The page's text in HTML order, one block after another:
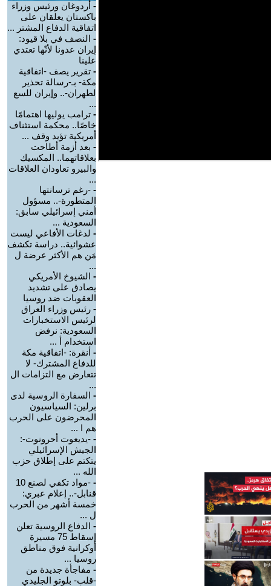
- أردوغان ورئيس وزراء
باكستان يعلقان على
اتفاقية الدفاع المشتر ...
- النصف في بلا قيود:
إيران عدونا لأنّها تعتدي
علينا
- تقرير يصف -اتفاقية
مكة- بـ-رسالة تحذير
لطهران-.. وإيران للسع
...
- ترامب يوليها اهتمامًا
خاصًا.. محكمة استئناف
أمريكية تؤيد وقف ...
- بعد أزمة أطاحت
بعلاقاتهما.. المكسيك
والبيرو تعاودان العلاقات
...
- -رغم ترسانتها
المتطورة-.. مسؤول
أمني إسرائيلي سابق:
السعودية ...
- لدغات الأفاعي ليست
عشوائية.. دراسة تكشف
مَن هم الأكثر عرضة ل
...
- الشيوخ الأمريكي
يصادق على تشديد
العقوبات ضد روسيا
- رئيس وزراء العراق
لرئيس الاستخبارات
السعودية: نرفض
استخدام أ ...
- أنقرة: -اتفاقية مكة
للدفاع المشترك- لا
تتعارض مع التزامات ال
...
- السفارة الروسية لدى
برلين: السياسيون
المحرضون على الحرب
هم ا ...
- -يديعوت أحرونوت-:
الجيش الإسرائيلي
يتكتم على إطلاق حزب
الله ...
-
-مواد تكفي لصنع 10
قنابل-.. إعلام عبري:
خمسة أشهر من الحرب
ل ...
- الدفاع الروسية تعلن
إسقاط 75 مسيرة
أوكرانية فوق مناطق
روسيا ...
- مفاجأة جديدة من
-قلب- بلوتو الجليدي